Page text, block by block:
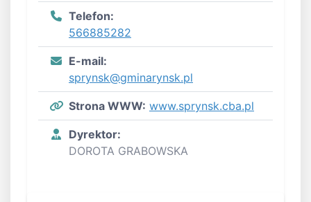
Telefon:
566885282
E-mail:
sprynsk@gminarynsk.pl
Strona WWW: www.sprynsk.cba.pl
Dyrektor:
DOROTA GRABOWSKA